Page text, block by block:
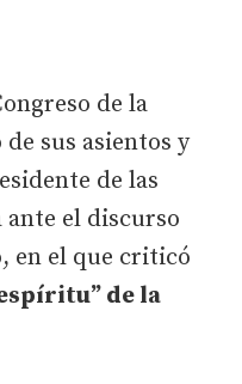
de la
sus asientos y
de las
ante el discurso
en el que criticó
de la